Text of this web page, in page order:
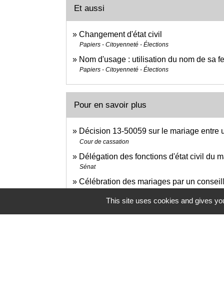
Et aussi
Changement d'état civil
Papiers - Citoyenneté - Élections
Nom d'usage : utilisation du nom de sa
Papiers - Citoyenneté - Élections
Pour en savoir plus
Décision 13-50059 sur le mariage entre
Cour de cassation
Délégation des fonctions d'état civil du
Sénat
Célébration des mariages par un
This site uses cookies and gives